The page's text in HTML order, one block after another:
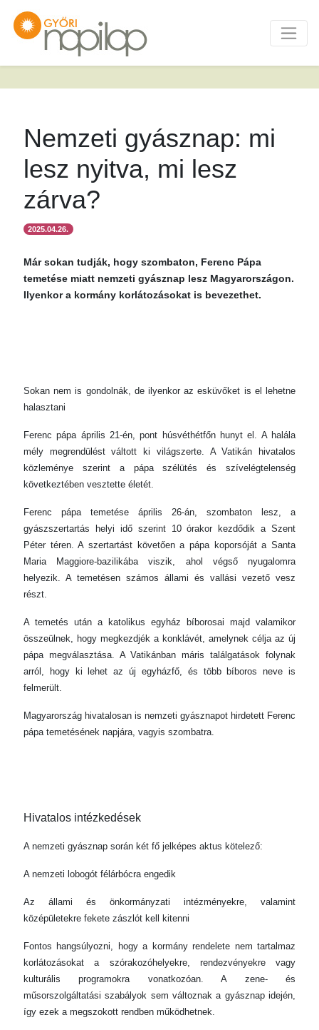
Nemzeti gyásznap: mi
lesz nyitva, mi lesz
zárva?
2025.04.26.
Már sokan tudják, hogy szombaton, Ferenc Pápa
temetése miatt nemzeti gyásznap lesz Magyarországon.
Ilyenkor a kormány korlátozásokat is bevezethet.
Sokan nem is gondolnák, de ilyenkor az esküvőket is el lehetne
halasztani
Ferenc pápa április 21-én, pont húsvéthétfőn hunyt el. A halála
mély megrendülést váltott ki világszerte. A Vatikán hivatalos
közleménye szerint a pápa szélütés és szívelégtelenség
következtében vesztette életét.
Ferenc pápa temetése április 26-án, szombaton lesz, a
gyászszertartás helyi idő szerint 10 órakor kezdődik a Szent
Péter téren. A szertartást követően a pápa koporsóját a Santa
Maria Maggiore-bazilikába viszik, ahol végső nyugalomra
helyezik. A temetésen számos állami és vallási vezető vesz
részt.
A temetés után a katolikus egyház bíborosai majd valamikor
összeülnek, hogy megkezdjék a konklávét, amelynek célja az új
pápa megválasztása. A Vatikánban máris találgatások folynak
arról, hogy ki lehet az új egyházfő, és több bíboros neve is
felmerült.
Magyarország hivatalosan is nemzeti gyásznapot hirdetett Ferenc
pápa temetésének napjára, vagyis szombatra.
Hivatalos intézkedések
A nemzeti gyásznap során két fő jelképes aktus kötelező:
A nemzeti lobogót félárbócra engedik
Az állami és önkormányzati intézményekre, valamint
középületekre fekete zászlót kell kitenni
Fontos hangsúlyozni, hogy a kormány rendelete nem tartalmaz
korlátozásokat a szórakozóhelyekre, rendezvényekre vagy
kulturális programokra vonatkozóan. A zene- és
műsorszolgáltatási szabályok sem változnak a gyásznap idején,
így ezek a megszokott rendben működhetnek.